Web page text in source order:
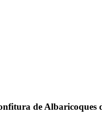
de Albaricoques